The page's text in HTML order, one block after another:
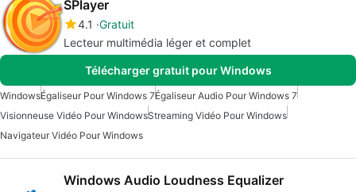
SPlayer
4.1 Gratuit
Lecteur multimédia léger et complet
Télécharger gratuit pour Windows
WindowsÉgaliseur Pour Windows 7Égaliseur Audio Pour Windows 7
Visionneuse Vidéo Pour WindowsStreaming Vidéo Pour Windows
Navigateur Vidéo Pour Windows
Windows Audio Loudness Equalizer